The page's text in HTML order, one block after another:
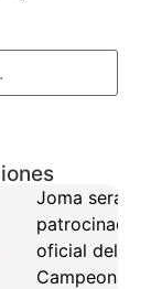
Joma será
patrocinador
oficial del
Campeonato